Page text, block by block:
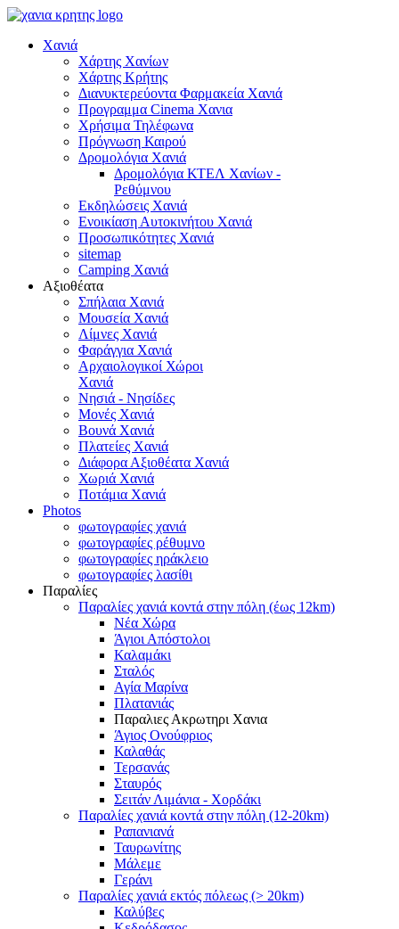
Χανιά
Χάρτης Χανίων
Χάρτης Κρήτης
Διανυκτερεύοντα Φαρμακεία Χανιά
Προγραμμα Cinema Χανια
Χρήσιμα Τηλέφωνα
Πρόγνωση Καιρού
Δρομολόγια Χανιά
Δρομολόγια ΚΤΕΛ Χανίων -
Ρεθύμνου
Εκδηλώσεις Χανιά
Ενοικίαση Αυτοκινήτου Χανιά
Προσωπικότητες Χανιά
sitemap
Camping Χανιά
Αξιοθέατα
Σπήλαια Χανιά
Μουσεία Χανιά
Λίμνες Χανιά
Φαράγγια Χανιά
Αρχαιολογικοί Χώροι
Χανιά
Νησιά - Νησίδες
Μονές Χανιά
Βουνά Χανιά
Πλατείες Χανιά
Διάφορα Αξιοθέατα Χανιά
Χωριά Χανιά
Ποτάμια Χανιά
Photos
φωτογραφίες χανιά
φωτογραφίες ρέθυμνο
φωτογραφίες ηράκλειο
φωτογραφίες λασίθι
Παραλίες
Παραλίες χανιά κοντά στην πόλη (έως 12km)
Νέα Χώρα
Άγιοι Απόστολοι
Καλαμάκι
Σταλός
Αγία Μαρίνα
Πλατανιάς
Παραλιες Ακρωτηρι Χανια
Άγιος Ονούφριος
Καλαθάς
Τερσανάς
Σταυρός
Σειτάν Λιμάνια - Χορδάκι
Παραλίες χανιά κοντά στην πόλη (12-20km)
Ραπανιανά
Ταυρωνίτης
Μάλεμε
Γεράνι
Παραλίες χανιά εκτός πόλεως (> 20km)
Καλύβες